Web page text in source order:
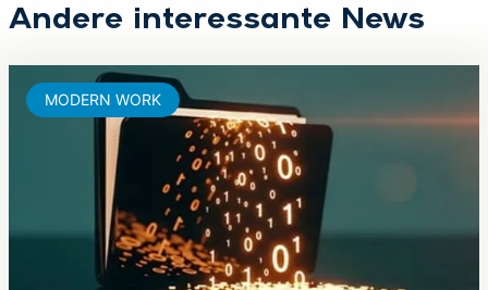
Andere interessante News
MODERN WORK